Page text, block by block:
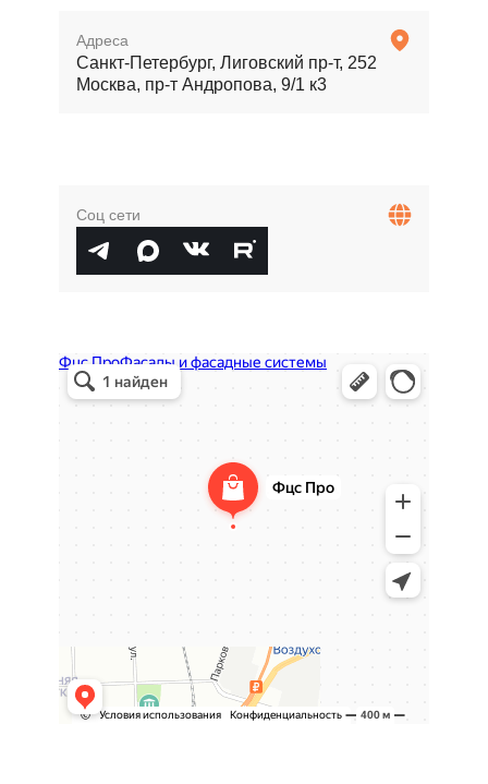
Соц сети
Адреса
Санкт-Петербург, Лиговский пр-т, 252
Москва, пр-т Андропова, 9/1 к3